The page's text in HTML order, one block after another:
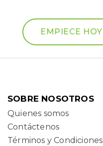
EMPIECE HOY
SOBRE NOSOTROS
Quienes somos
Contáctenos
Términos y Condiciones